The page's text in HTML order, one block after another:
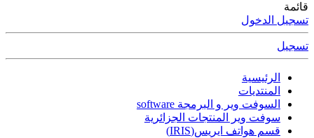
قائمة
تسجيل الدخول
تسجيل
الرئيسية
المنتديات
السوفت وير و البرمجة software
سوفت وير المنتجات الجزائرية
قسم هواتف ايريس(IRIS)